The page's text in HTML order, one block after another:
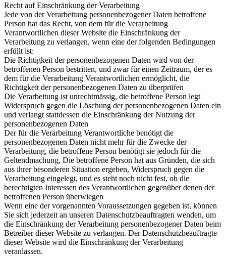
Recht auf Einschränkung der Verarbeitung
Jede von der Verarbeitung personenbezogener Daten betroffene
Person hat das Recht, von dem für die Verarbeitung
Verantwortlichen dieser Website die Einschränkung der
Verarbeitung zu verlangen, wenn eine der folgenden Bedingungen
erfüllt ist:
Die Richtigkeit der personenbezogenen Daten wird von der
betroffenen Person bestritten, und zwar für einen Zeitraum, der es
dem für die Verarbeitung Verantwortlichen ermöglicht, die
Richtigkeit der personenbezogenen Daten zu überprüfen
Die Verarbeitung ist unrechtmässig, die betroffene Person legt
Widerspruch gegen die Löschung der personenbezogenen Daten ein
und verlangt stattdessen die Einschränkung der Nutzung der
personenbezogenen Daten
Der für die Verarbeitung Verantwortliche benötigt die
personenbezogenen Daten nicht mehr für die Zwecke der
Verarbeitung, die betroffene Person benötigt sie jedoch für die
Geltendmachung, Die betroffene Person hat aus Gründen, die sich
aus ihrer besonderen Situation ergeben, Widerspruch gegen die
Verarbeitung eingelegt, und es steht noch nicht fest, ob die
berechtigten Interessen des Verantwortlichen gegenüber denen der
betroffenen Person überwiegen
Wenn eine der vorgenannten Voraussetzungen gegeben ist, können
Sie sich jederzeit an unseren Datenschutzbeauftragten wenden, um
die Einschränkung der Verarbeitung personenbezogener Daten beim
Betreiber dieser Website zu verlangen. Der Datenschutzbeauftragte
dieser Website wird die Einschränkung der Verarbeitung
veranlassen.